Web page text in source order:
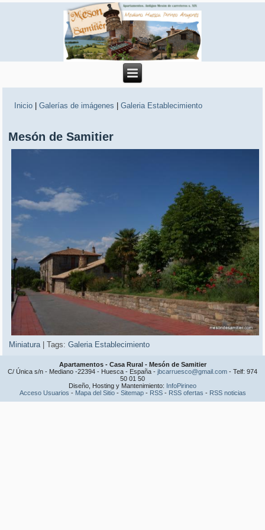
Inicio| Galerías de imágenes Galeria Establecimiento
Mesón de Samitier
Miniatura|Tags:Galeria Establecimiento
Apartamentos - Casa Rural - Mesón de Samitier
C/ Única s/n - Mediano -22394 - Huesca - España - jbcarruesco@gmail.com - Telf: 974
50 01 50
Diseño, Hosting y Mantenimiento: InfoPirineo
Acceso Usuarios - Mapa del Sitio- Sitemap- RSS- RSS ofertas - RSS noticias